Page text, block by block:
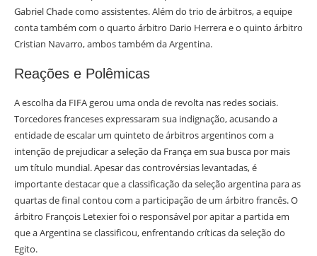
Gabriel Chade como assistentes. Além do trio de árbitros, a equipe
conta também com o quarto árbitro Dario Herrera e o quinto árbitro
Cristian Navarro, ambos também da Argentina.
Reações e Polêmicas
A escolha da FIFA gerou uma onda de revolta nas redes sociais.
Torcedores franceses expressaram sua indignação, acusando a
entidade de escalar um quinteto de árbitros argentinos com a
intenção de prejudicar a seleção da França em sua busca por mais
um título mundial. Apesar das controvérsias levantadas, é
importante destacar que a classificação da seleção argentina para as
quartas de final contou com a participação de um árbitro francês. O
árbitro François Letexier foi o responsável por apitar a partida em
que a Argentina se classificou, enfrentando críticas da seleção do
Egito.